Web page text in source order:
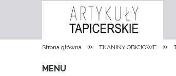
Strona główna » TKANINY OBICIOWE »
MENU